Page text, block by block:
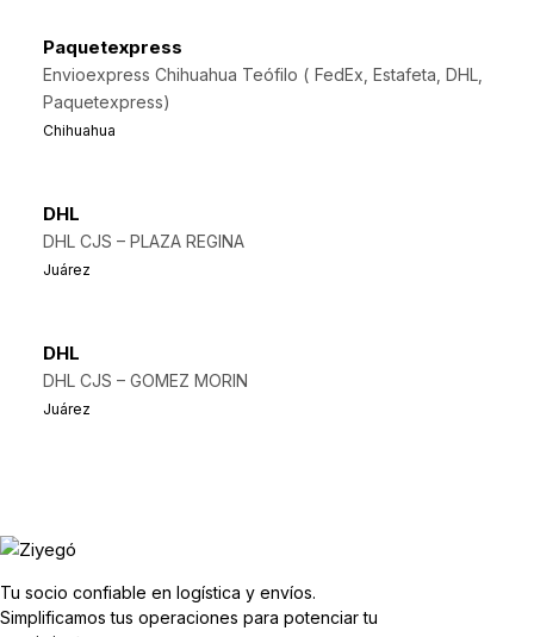
Paquetexpress
Envioexpress Chihuahua Teófilo ( FedEx, Estafeta, DHL,
Paquetexpress)
Chihuahua
DHL
DHL CJS – PLAZA REGINA
Juárez
DHL
DHL CJS – GOMEZ MORIN
Juárez
Tu socio confiable en logística y envíos.
Simplificamos tus operaciones para potenciar tu